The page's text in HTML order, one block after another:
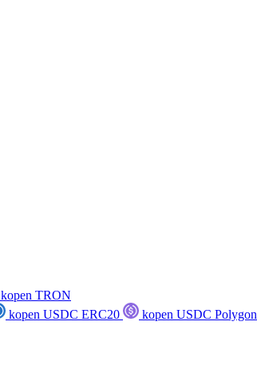
kopen TRON
kopen USDC ERC20
kopen USDC Polygon